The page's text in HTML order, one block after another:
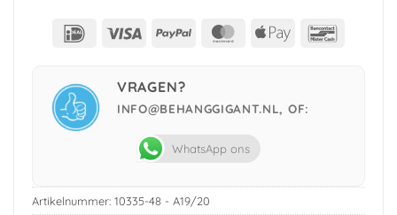
IDeal Visa PayPal MasterCard
Apple
VRAGEN?
INFO@BEHANGGIGANT.NL, OF:
WhatsApp ons
Artikelnummer: 10335-48 - A19/20